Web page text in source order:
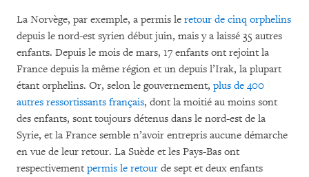
La Norvège, par exemple, a permis le retour de cinq orphelins
depuis le nord-est syrien début juin, mais y a laissé 35 autres
enfants. Depuis le mois de mars, 17 enfants ont rejoint la
France depuis la même région et un depuis l’Irak, la plupart
étant orphelins. Or, selon le gouvernement, plus de 400
autres ressortissants français, dont la moitié au moins sont
des enfants, sont toujours détenus dans le nord-est de la
Syrie, et la France semble n’avoir entrepris aucune démarche
en vue de leur retour. La Suède et les Pays-Bas ont
respectivement permis le retour de sept et deux enfants